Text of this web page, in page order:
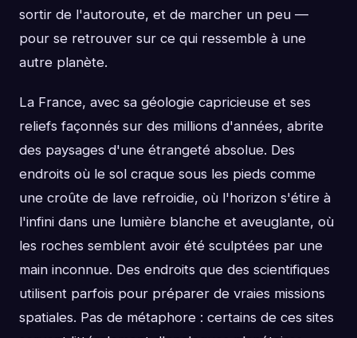
sortir de l'autoroute, et de marcher un peu —
pour se retrouver sur ce qui ressemble à une
autre planète.
La France, avec sa géologie capricieuse et ses
reliefs façonnés sur des millions d'années, abrite
des paysages d'une étrangeté absolue. Des
endroits où le sol craque sous les pieds comme
une croûte de lave refroidie, où l'horizon s'étire à
l'infini dans une lumière blanche et aveuglante, où
les roches semblent avoir été sculptées par une
main inconnue. Des endroits que des scientifiques
utilisent parfois pour préparer de vraies missions
spatiales. Pas de métaphore : certains de ces sites